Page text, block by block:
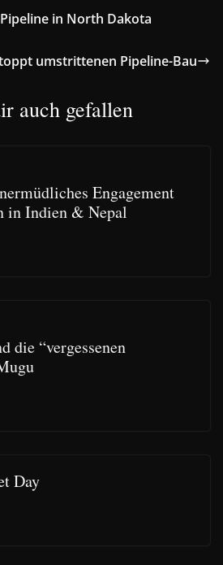
in North Dakota
umstrittenen Pipeline-Bau
auch gefallen
Engagement
in Indien & Nepal
die “vergessenen
Day